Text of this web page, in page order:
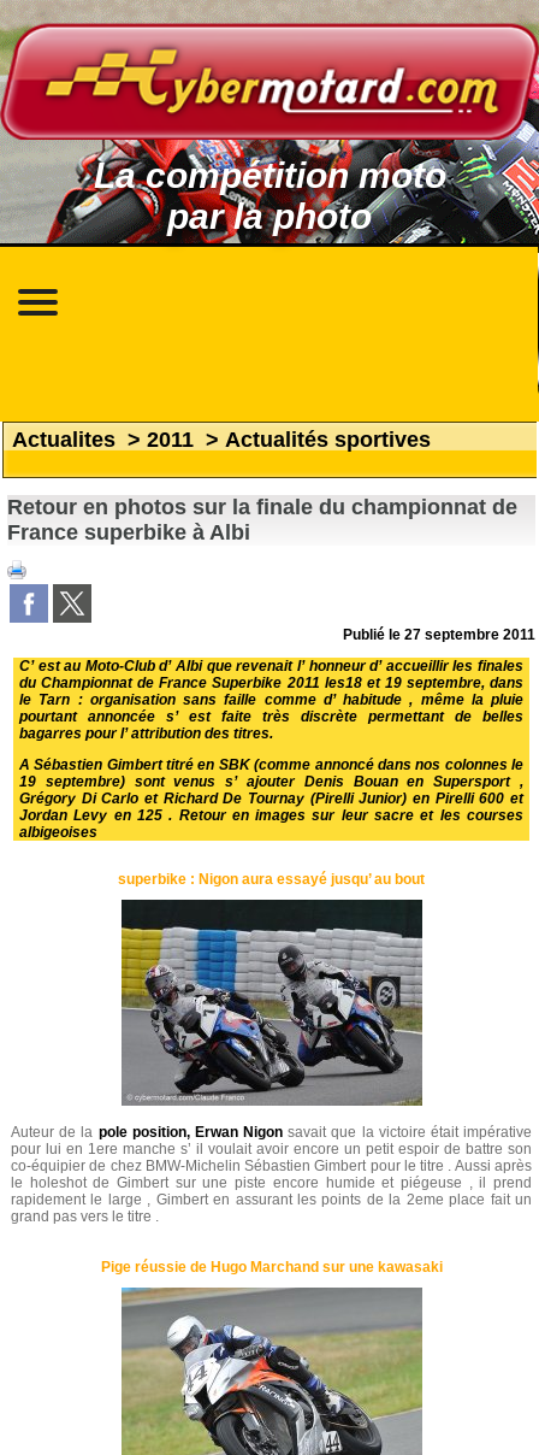
La compétition moto
par la photo
Actualites > 2011 > Actualités sportives
Retour en photos sur la finale du championnat de
France superbike à Albi
Publié le27 septembre 2011
C’ est au Moto-Club d’ Albi que revenait l’ honneur d’ accueillir les finales
du Championnat de France Superbike 2011 les18 et 19 septembre, dans
le Tarn : organisation sans faille comme d’ habitude , même la pluie
pourtant annoncée s’ est faite très discrète permettant de belles
bagarres pour l’ attribution des titres.
A Sébastien Gimbert titré en SBK (comme annoncé dans nos colonnes le
19 septembre) sont venus s’ ajouter Denis Bouan en Supersport ,
Grégory Di Carlo et Richard De Tournay (Pirelli Junior) en Pirelli 600 et
Jordan Levy en 125 . Retour en images sur leur sacre et les courses
albigeoises
superbike : Nigon aura essayé jusqu’ au bout
Auteur de la pole position, Erwan Nigon savait que la victoire était impérative
pour lui en 1ere manche s’ il voulait avoir encore un petit espoir de battre son
co-équipier de chez BMW-Michelin Sébastien Gimbert pour le titre . Aussi après
le holeshot de Gimbert sur une piste encore humide et piégeuse , il prend
rapidement le large , Gimbert en assurant les points de la 2eme place fait un
grand pas vers le titre .
Pige réussie de Hugo Marchand sur une kawasaki